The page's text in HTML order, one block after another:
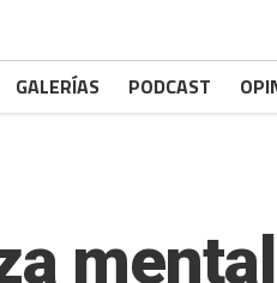
GALERÍAS PODCAST